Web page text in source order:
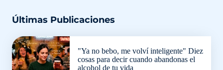
Últimas Publicaciones
"Ya no bebo, me volví inteligente" Diez
cosas para decir cuando abandonas el
alcohol de tu vida